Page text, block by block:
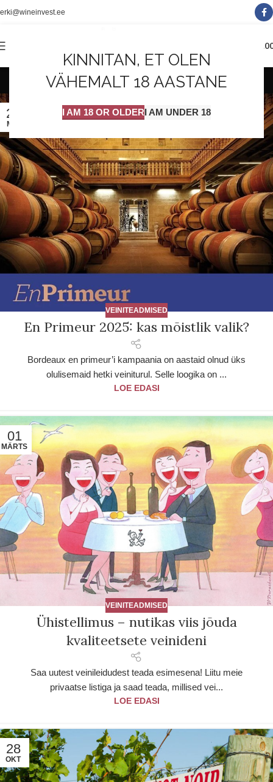
KINNITAN, ET OLEN
VÄHEMALT 18 AASTANE
I AM 18 OR OLDERI AM UNDER 18
erki@wineinvest.ee
veiniteadmised
23
MAI
VEINITEADMISED
En Primeur 2025: kas mõistlik valik?
Bordeaux en primeur’i kampaania on aastaid olnud üks
olulisemaid hetki veiniturul. Selle loogika on ...
LOE EDASI
01
MÄRTS
VEINITEADMISED
Ühistellimus – nutikas viis jõuda
kvaliteetsete veinideni
Saa uutest veinileidudest teada esimesena! Liitu meie
privaatse listiga ja saad teada, millised vei...
LOE EDASI
28
OKT